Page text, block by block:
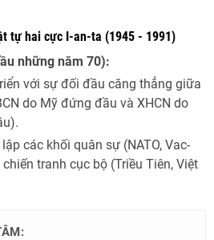
tự hai cực I-an-ta (1945 - 1991)
những năm 70):
với sự đối đầu căng thẳng giữa
do Mỹ đứng đầu và XHCN do
các khối quân sự (NATO, Vac-
tranh cục bộ (Triều Tiên, Việt